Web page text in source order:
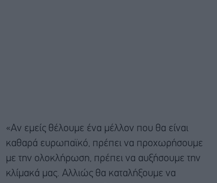
«Αν εμείς θέλουμε ένα μέλλον που θα είναι
καθαρά ευρωπαϊκό, πρέπει να προχωρήσουμε
με την ολοκλήρωση, πρέπει να αυξήσουμε την
κλίμακά μας. Αλλιώς θα καταλήξουμε να